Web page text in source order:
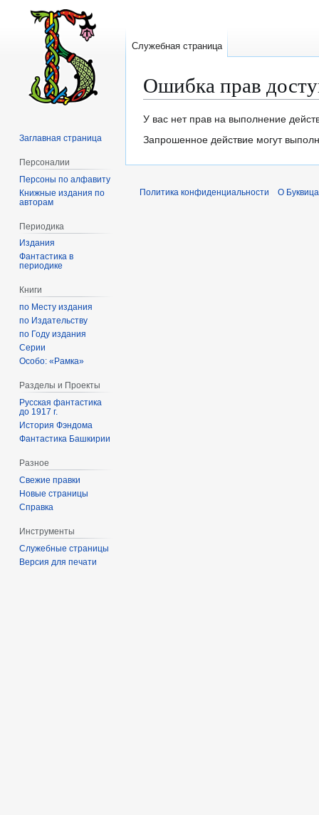
Ошибка прав
Перейти
к
Перейти
к
У вас нет прав на выполнение
Запрошенное действие могут
Служебная страница
Заглавная страница
Персоналии
Персоны по алфавиту
Книжные издания по
авторам
Периодика
Издания
Фантастика в
периодике
Книги
по Месту издания
по Издательству
по Году издания
Серии
Особо: «Рамка»
Разделы и Проекты
Русская фантастика
до 1917 г.
История Фэндома
Фантастика Башкирии
Разное
Свежие правки
Новые страницы
Справка
Инструменты
Служебные страницы
Версия для печати
Политика конфиденциальности О Буквица